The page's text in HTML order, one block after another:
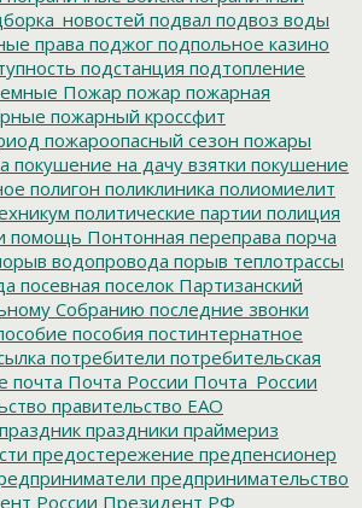
подвал подвоз воды
права поджог подпольное казино
подстанция подтопление
Пожар пожар пожарная
пожарный кроссфит
пожароопасный сезон пожары
покушение на дачу взятки покушение
полигон поликлиника полиомиелит
политические партии полиция
помощь Понтонная переправа порча
водопровода порыв теплотрассы
посевная поселок Партизанский
Собранию последние звонки
пособия постинтернатное
потребители потребительская
почта Почта России Почта_России
правительство ЕАО
праздник праздники праймериз
предостережение предпенсионер
предпринимательство
России Президент РФ